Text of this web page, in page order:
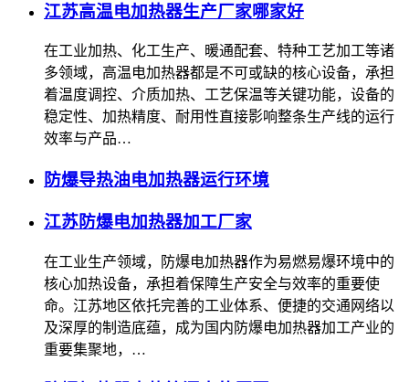
江苏高温电加热器生产厂家哪家好
在工业加热、化工生产、暖通配套、特种工艺加工等诸
多领域，高温电加热器都是不可或缺的核心设备，承担
着温度调控、介质加热、工艺保温等关键功能，设备的
稳定性、加热精度、耐用性直接影响整条生产线的运行
效率与产品…
防爆导热油电加热器运行环境
江苏防爆电加热器加工厂家
在工业生产领域，防爆电加热器作为易燃易爆环境中的
核心加热设备，承担着保障生产安全与效率的重要使
命。江苏地区依托完善的工业体系、便捷的交通网络以
及深厚的制造底蕴，成为国内防爆电加热器加工产业的
重要集聚地，…